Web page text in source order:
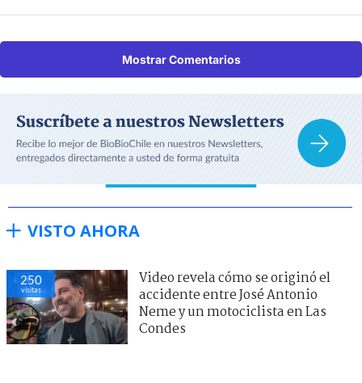
Mostrar Comentarios
VISTO AHORA
250
visitas
Video revela cómo se originó el
accidente entre José Antonio
Neme y un motociclista en Las
Condes